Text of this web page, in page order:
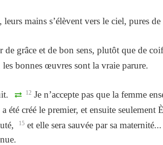
mains s’élèvent vers le ciel, pures
grâce et de bon sens, plutôt que de
bonnes œuvres sont la vraie parure.
12 Je n’accepte pas que la femme
été créé le premier, et ensuite seulement
15 et elle sera sauvée par sa